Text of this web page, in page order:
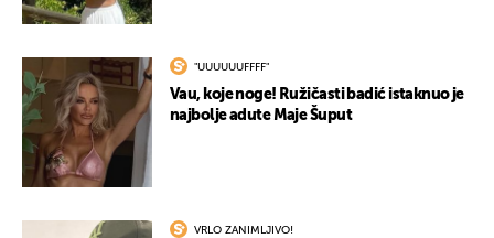
"UUUUUUFFFF"
Vau, koje noge! Ružičasti badić istaknuo je
najbolje adute Maje Šuput
VRLO ZANIMLJIVO!